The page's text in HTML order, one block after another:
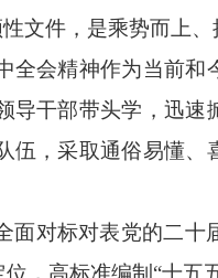
文件，是乘势而上
会精神作为当前
干部带头学，迅
，采取通俗易懂、
对标对表党的二
，高标准编制 “十五